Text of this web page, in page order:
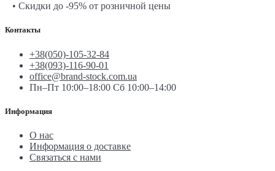
• Скидки до -95% от розничной цены
Контакты
+38(050)-105-32-84
+38(093)-116-90-01
office@brand-stock.com.ua
Пн–Пт 10:00–18:00 Сб 10:00–14:00
Информация
О нас
Информация о доставке
Связаться с нами